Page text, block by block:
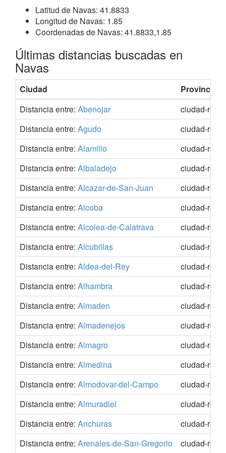
Latitud de Navas: 41.8833
Longitud de Navas: 1.85
Coordenadas de Navas: 41.8833,1.85
Últimas distancias buscadas en
Navas
Ciudad
Provincia
Distancia entre: Abenojar
ciudad-real
Distancia entre: Agudo
ciudad-real
Distancia entre: Alamillo
ciudad-real
Distancia entre: Albaladejo
ciudad-real
Distancia entre: Alcazar-de-San-Juan
ciudad-real
Distancia entre: Alcoba
ciudad-real
Distancia entre: Alcolea-de-Calatrava
ciudad-real
Distancia entre: Alcubillas
ciudad-real
Distancia entre: Aldea-del-Rey
ciudad-real
Distancia entre: Alhambra
ciudad-real
Distancia entre: Almaden
ciudad-real
Distancia entre: Almadenejos
ciudad-real
Distancia entre: Almagro
ciudad-real
Distancia entre: Almedina
ciudad-real
Distancia entre: Almodovar-del-Campo
ciudad-real
Distancia entre: Almuradiel
ciudad-real
Distancia entre: Anchuras
ciudad-real
Distancia entre: Arenales-de-San-Gregorio
ciudad-real